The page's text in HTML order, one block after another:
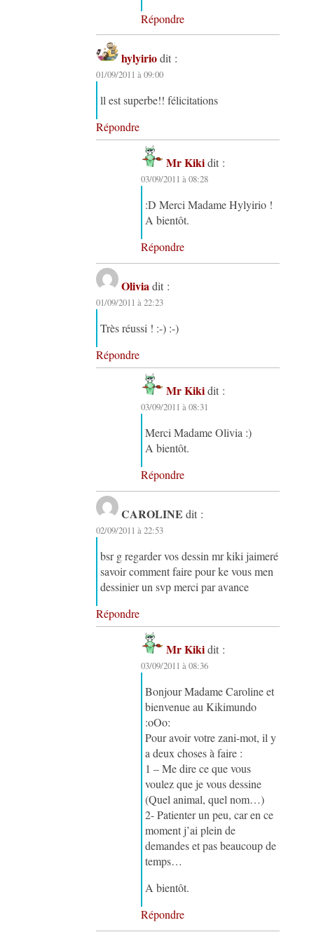
Répondre
hylyirio dit :
01/09/2011 à 09:00
ll est superbe!! félicitations
Répondre
Mr Kiki dit :
03/09/2011 à 08:28
:D Merci Madame Hylyirio !
A bientôt.
Répondre
Olivia dit :
01/09/2011 à 22:23
Très réussi ! :-) :-)
Répondre
Mr Kiki dit :
03/09/2011 à 08:31
Merci Madame Olivia :)
A bientôt.
Répondre
CAROLINE dit :
02/09/2011 à 22:53
bsr g regarder vos dessin mr kiki jaimeré
savoir comment faire pour ke vous men
dessinier un svp merci par avance
Répondre
Mr Kiki dit :
03/09/2011 à 08:36
Bonjour Madame Caroline et
bienvenue au Kikimundo
:oOo:
Pour avoir votre zani-mot, il y
a deux choses à faire :
1 – Me dire ce que vous
voulez que je vous dessine
(Quel animal, quel nom…)
2- Patienter un peu, car en ce
moment j’ai plein de
demandes et pas beaucoup de
temps…
A bientôt.
Répondre